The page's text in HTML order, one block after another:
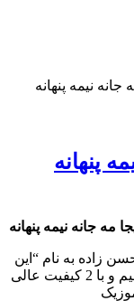
جانه نیمه پنهانه
پنهانه
مه جانه نیمه پنهانه
زاده به نام “این
کیجا مه جانه نیمه پنهانه ” بصورت لینک مستقیم و با 2 کیفیت عالی